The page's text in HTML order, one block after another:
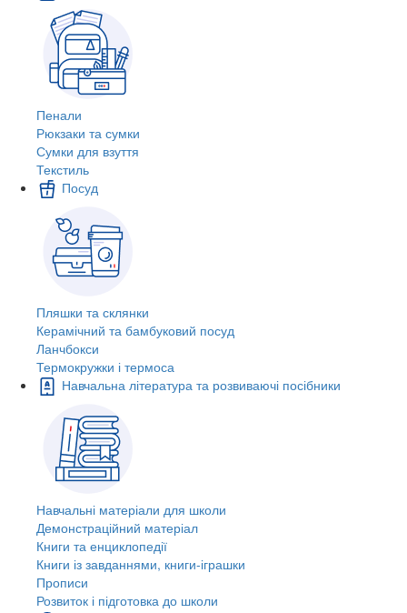
Пенали
Рюкзаки та сумки
Сумки для взуття
Текстиль
Посуд
Пляшки та склянки
Керамічний та бамбуковий посуд
Ланчбокси
Термокружки і термоса
Навчальна література та розвиваючі посібники
Навчальні матеріали для школи
Демонстраційний матеріал
Книги та енциклопедії
Книги із завданнями, книги-іграшки
Прописи
Розвиток і підготовка до школи